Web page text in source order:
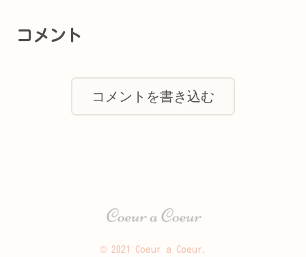
コメント
コメントを書き込む
© 2021 Coeur a Coeur.